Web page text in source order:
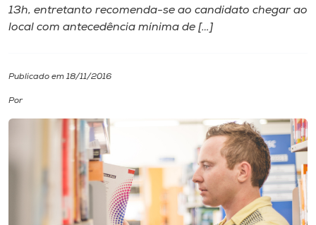
Internacionalização
13h, entretanto recomenda-se ao candidato chegar ao
local com antecedência mínima de […]
Publicado em 18/11/2016
Por